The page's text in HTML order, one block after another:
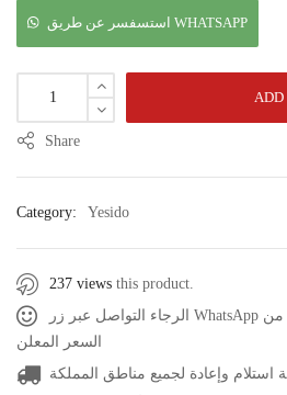
استسفسر عن طريق WHATSAPP
ADD
Share
Category: Yesido
237 views this product.
الرجاء التواصل عبر زر WhatsApp في حال أن وجدت سعر أقل من
السعر المعلن
استلام وإعادة لجميع مناطق المملكة